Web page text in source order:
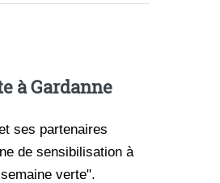
à Gardanne
ses partenaires
de sensibilisation à
verte".